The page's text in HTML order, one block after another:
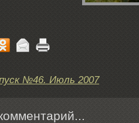
№46. Июль 2007